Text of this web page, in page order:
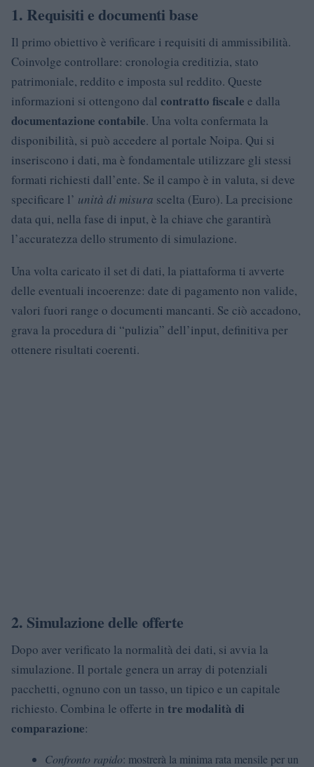
1. Requisiti e documenti base
Il primo obiettivo è verificare i requisiti di ammissibilità.
Coinvolge controllare: cronologia creditizia, stato
patrimoniale, reddito e imposta sul reddito. Queste
informazioni si ottengono dal contratto fiscale e dalla
documentazione contabile. Una volta confermata la
disponibilità, si può accedere al portale Noipa. Qui si
inseriscono i dati, ma è fondamentale utilizzare gli stessi
formati richiesti dall’ente. Se il campo è in valuta, si deve
specificare l’ unità di misura scelta (Euro). La precisione
data qui, nella fase di input, è la chiave che garantirà
l’accuratezza dello strumento di simulazione.
Una volta caricato il set di dati, la piattaforma ti avverte
delle eventuali incoerenze: date di pagamento non valide,
valori fuori range o documenti mancanti. Se ciò accadono,
grava la procedura di “pulizia” dell’input, definitiva per
ottenere risultati coerenti.
2. Simulazione delle offerte
Dopo aver verificato la normalità dei dati, si avvia la
simulazione. Il portale genera un array di potenziali
pacchetti, ognuno con un tasso, un tipico e un capitale
richiesto. Combina le offerte in tre modalità di
comparazione:
Confronto rapido: mostrerà la minima rata mensile per un